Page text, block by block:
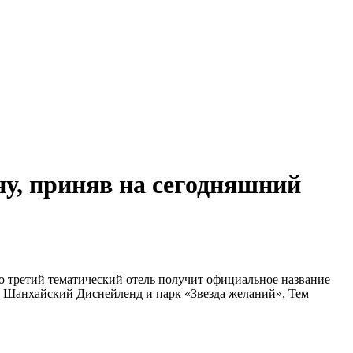
приняв на сегодняшний
тематический отель получит официальное название
Шанхайский Диснейленд и парк «Звезда желаний». Тем